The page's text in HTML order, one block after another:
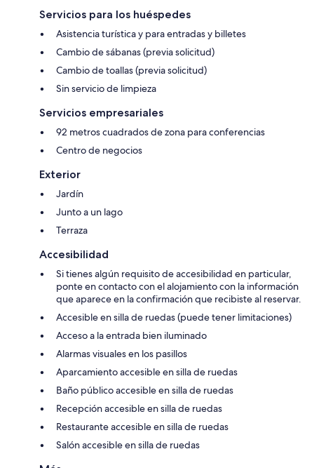
Servicios para los huéspedes
Asistencia turística y para entradas y billetes
Cambio de sábanas (previa solicitud)
Cambio de toallas (previa solicitud)
Sin servicio de limpieza
Servicios empresariales
92 metros cuadrados de zona para conferencias
Centro de negocios
Exterior
Jardín
Junto a un lago
Terraza
Accesibilidad
Si tienes algún requisito de accesibilidad en particular,
ponte en contacto con el alojamiento con la información
que aparece en la confirmación que recibiste al reservar.
Accesible en silla de ruedas (puede tener limitaciones)
Acceso a la entrada bien iluminado
Alarmas visuales en los pasillos
Aparcamiento accesible en silla de ruedas
Baño público accesible en silla de ruedas
Recepción accesible en silla de ruedas
Restaurante accesible en silla de ruedas
Salón accesible en silla de ruedas